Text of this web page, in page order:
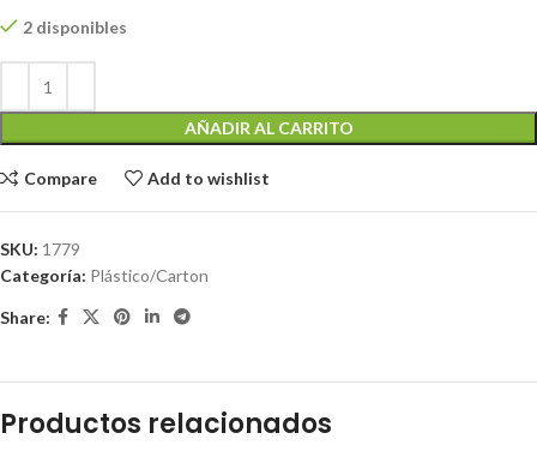
2 disponibles
AÑADIR AL CARRITO
Compare Add to wishlist
SKU: 1779
Categoría: Plástico/Carton
Share:
Productos relacionados